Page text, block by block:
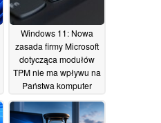
Windows 11: Nowa
zasada firmy Microsoft
dotycząca modułów
TPM nie ma wpływu na
Państwa komputer
28/07/2026